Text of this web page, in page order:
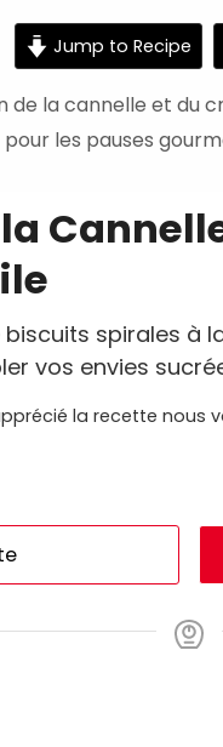
Jump to Recipe
la cannelle et du
les pauses
spirales à
vos envies
la recette nous